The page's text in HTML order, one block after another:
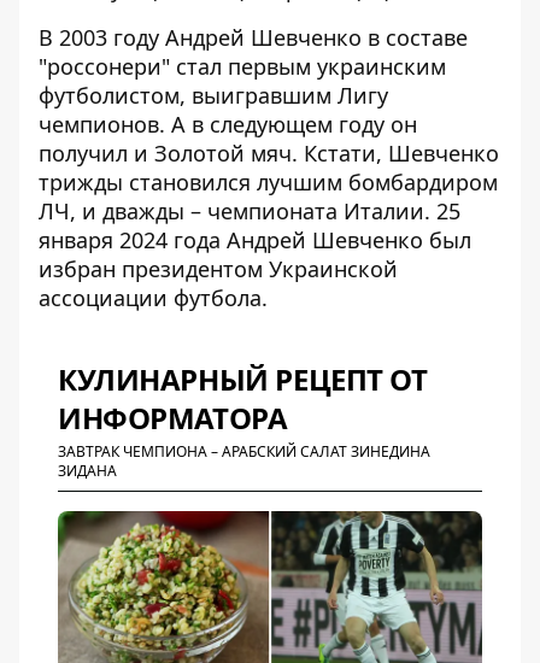
В 2003 году Андрей Шевченко в составе
"россонери" стал первым украинским
футболистом, выигравшим Лигу
чемпионов. А в следующем году он
получил и Золотой мяч. Кстати, Шевченко
трижды становился лучшим бомбардиром
ЛЧ, и дважды – чемпионата Италии. 25
января 2024 года Андрей Шевченко был
избран президентом Украинской
ассоциации футбола.
КУЛИНАРНЫЙ РЕЦЕПТ ОТ
ИНФОРМАТОРА
ЗАВТРАК ЧЕМПИОНА – АРАБСКИЙ САЛАТ ЗИНЕДИНА
ЗИДАНА